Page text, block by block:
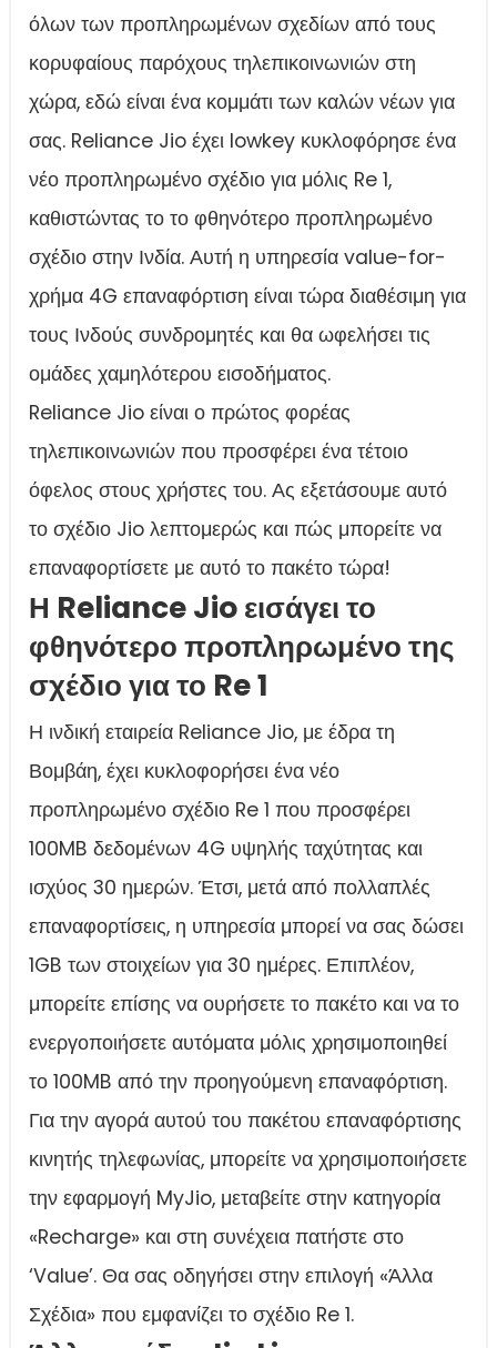
όλων των προπληρωμένων σχεδίων από τους
κορυφαίους παρόχους τηλεπικοινωνιών στη
χώρα, εδώ είναι ένα κομμάτι των καλών νέων για
σας. Reliance Jio έχει lowkey κυκλοφόρησε ένα
νέο προπληρωμένο σχέδιο για μόλις Re 1,
καθιστώντας το το φθηνότερο προπληρωμένο
σχέδιο στην Ινδία. Αυτή η υπηρεσία value-for-
χρήμα 4G επαναφόρτιση είναι τώρα διαθέσιμη για
τους Ινδούς συνδρομητές και θα ωφελήσει τις
ομάδες χαμηλότερου εισοδήματος.
Reliance Jio είναι ο πρώτος φορέας
τηλεπικοινωνιών που προσφέρει ένα τέτοιο
όφελος στους χρήστες του. Ας εξετάσουμε αυτό
το σχέδιο Jio λεπτομερώς και πώς μπορείτε να
επαναφορτίσετε με αυτό το πακέτο τώρα!
Η Reliance Jio εισάγει το
φθηνότερο προπληρωμένο της
σχέδιο για το Re 1
Η ινδική εταιρεία Reliance Jio, με έδρα τη
Βομβάη, έχει κυκλοφορήσει ένα νέο
προπληρωμένο σχέδιο Re 1 που προσφέρει
100MB δεδομένων 4G υψηλής ταχύτητας και
ισχύος 30 ημερών. Έτσι, μετά από πολλαπλές
επαναφορτίσεις, η υπηρεσία μπορεί να σας δώσει
1GB των στοιχείων για 30 ημέρες. Επιπλέον,
μπορείτε επίσης να ουρήσετε το πακέτο και να το
ενεργοποιήσετε αυτόματα μόλις χρησιμοποιηθεί
το 100MB από την προηγούμενη επαναφόρτιση.
Για την αγορά αυτού του πακέτου επαναφόρτισης
κινητής τηλεφωνίας, μπορείτε να χρησιμοποιήσετε
την εφαρμογή MyJio, μεταβείτε στην κατηγορία
«Recharge» και στη συνέχεια πατήστε στο
‘Value’. Θα σας οδηγήσει στην επιλογή «Άλλα
Σχέδια» που εμφανίζει το σχέδιο Re 1.